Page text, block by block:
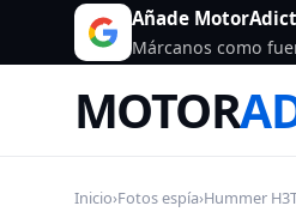
Añade
Márcanos como
MOTOR
Inicio›Fotos espía›Hummer